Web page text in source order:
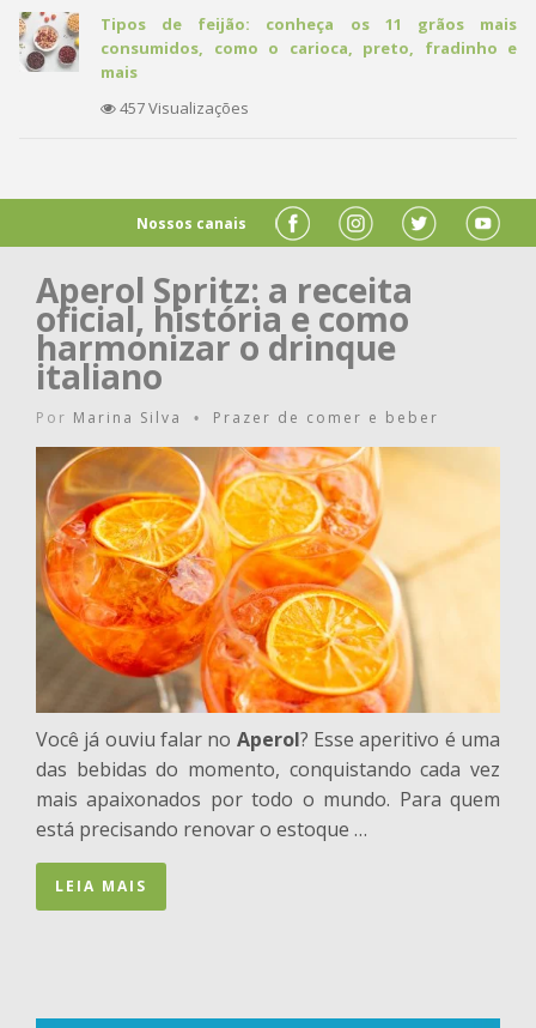
Tipos de feijão: conheça os 11 grãos mais
consumidos, como o carioca, preto, fradinho e
mais
457 Visualizações
Nossos canais
Aperol Spritz: a receita
oficial, história e como
harmonizar o drinque
italiano
Por Marina Silva • Prazer de comer e beber
Você já ouviu falar no Aperol? Esse aperitivo é uma
das bebidas do momento, conquistando cada vez
mais apaixonados por todo o mundo. Para quem
está precisando renovar o estoque …
LEIA MAIS